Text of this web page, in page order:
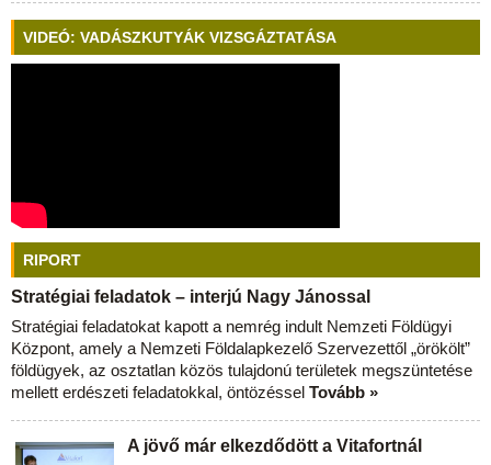
VIDEÓ: VADÁSZKUTYÁK VIZSGÁZTATÁSA
RIPORT
Stratégiai feladatok – interjú Nagy Jánossal
Stratégiai feladatokat kapott a nemrég indult Nemzeti Földügyi
Központ, amely a Nemzeti Földalapkezelő Szervezettől „örökölt”
földügyek, az osztatlan közös tulajdonú területek megszüntetése
mellett erdészeti feladatokkal, öntözéssel Tovább »
A jövő már elkezdődött a Vitafortnál